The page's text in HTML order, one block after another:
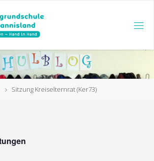
Sitzung Kreiselternrat (Ker73)